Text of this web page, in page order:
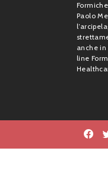
Paolo
anche
line